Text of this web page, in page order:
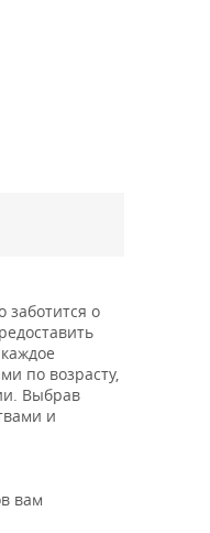
о
по возрасту,
Выбрав
и
вам